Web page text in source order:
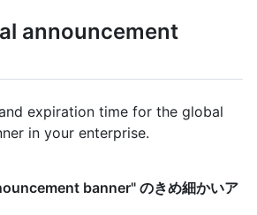
announcement
expiration time for the global
in your enterprise.
banner" のきめ細かいア